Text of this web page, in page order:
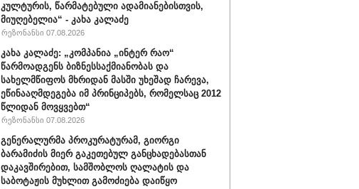
კულტურის, წარმატებული ადამიანებისთვის,
მიუღებელია“ - კახა კალაძე
რეზონანსი 07.08.2026
კახა კალაძე: „კომპანია „ინტერ რაო“
წარმოადგენს ბიზნესსაქმიანობას და
სახელმწიფოს მხრიდან მასში უხეშად ჩარევა,
ეწინააღმდეგება იმ პრინციპებს, რომელსაც 2012
წლიდან მოვყვებთ“
რეზონანსი 07.08.2026
გენერალურმა პროკურატურამ, გიორგი
ბარამიძის მიერ გაკეთებულ განცხადებასთან
დაკავშირებით, სამშობლოს ღალატის და
საბოტაჟის მუხლით გამოძიება დაიწყო